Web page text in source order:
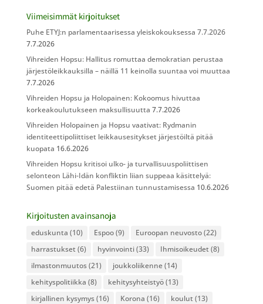
Viimeisimmät kirjoitukset
Puhe ETYJ:n parlamentaarisessa yleiskokouksessa 7.7.2026
7.7.2026
Vihreiden Hopsu: Hallitus romuttaa demokratian perustaa
järjestöleikkauksilla – näillä 11 keinolla suuntaa voi muuttaa
7.7.2026
Vihreiden Hopsu ja Holopainen: Kokoomus hivuttaa
korkeakoulutukseen maksullisuutta 7.7.2026
Vihreiden Holopainen ja Hopsu vaativat: Rydmanin
identiteettipoliittiset leikkausesitykset järjestöiltä pitää
kuopata 16.6.2026
Vihreiden Hopsu kritisoi ulko- ja turvallisuuspoliittisen
selonteon Lähi-Idän konfliktin liian suppeaa käsittelyä:
Suomen pitää edetä Palestiinan tunnustamisessa 10.6.2026
Kirjoitusten avainsanoja
eduskunta (10) Espoo(9) Euroopan neuvosto(22)
harrastukset (6) hyvinvointi(33) Ihmisoikeudet (8)
ilmastonmuutos(21) joukkoliikenne(14)
kehityspolitiikka (8) kehitysyhteistyö(13)
kirjallinen kysymys(16) Korona (16) koulut (13)